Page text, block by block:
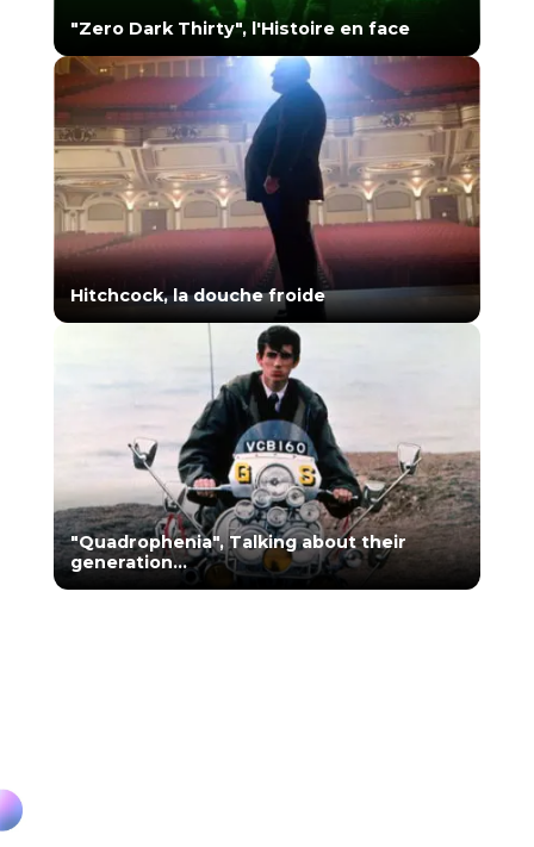
"Zero Dark Thirty", l'Histoire en face
Hitchcock, la douche froide
"Quadrophenia", Talking about their
generation...